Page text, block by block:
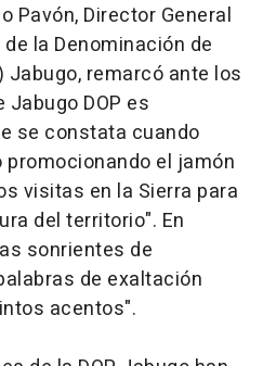
Pavón, Director General
la Denominación de
Jabugo, remarcó ante los
DOP es
se constata cuando
el jamón
visitas en la Sierra para
del territorio". En
sonrientes de
de exaltación
acentos".